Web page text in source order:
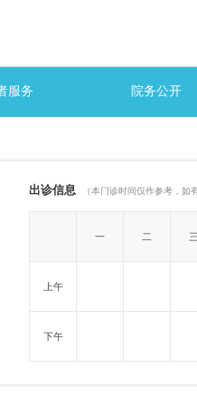
服务 院务公开
出诊信息 （本门诊时间仅作参考，如
一 二 三
上午
下午